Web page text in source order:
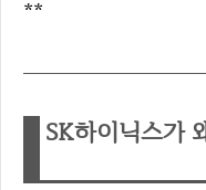
**
SK하이닉스가